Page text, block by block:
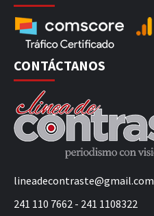
CONTÁCTANOS
lineadecontraste@gmail.com
241 110 7662 - 241 1108322